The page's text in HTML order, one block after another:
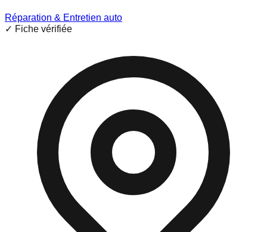
Réparation & Entretien auto
✓ Fiche vérifiée